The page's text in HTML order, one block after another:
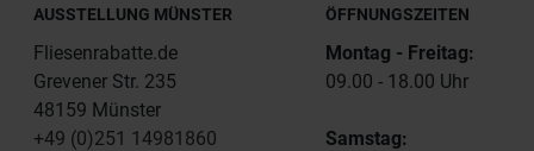
AUSSTELLUNG MÜNSTER
Fliesenrabatte.de
Grevener Str. 235
48159 Münster
+49 (0)251 14981860
ÖFFNUNGSZEITEN
Montag - Freitag:
09.00 - 18.00 Uhr
Samstag: